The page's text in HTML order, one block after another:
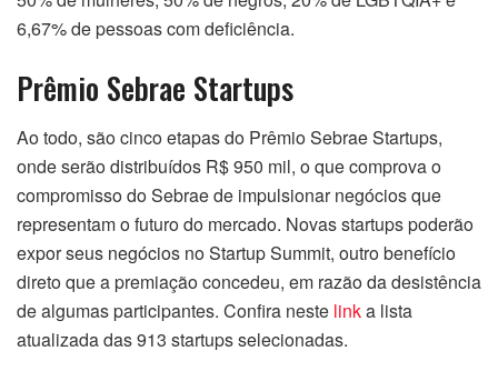
6,67% de pessoas com deficiência.
Prêmio Sebrae Startups
Ao todo, são cinco etapas do Prêmio Sebrae Startups,
onde serão distribuídos R$ 950 mil, o que comprova o
compromisso do Sebrae de impulsionar negócios que
representam o futuro do mercado. Novas startups poderão
expor seus negócios no Startup Summit, outro benefício
direto que a premiação concedeu, em razão da desistência
de algumas participantes. Confira neste linka lista
atualizada das 913 startups selecionadas.